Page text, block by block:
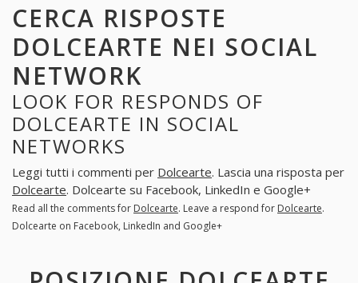
CERCA RISPOSTE
DOLCEARTE NEI SOCIAL
NETWORK
LOOK FOR RESPONDS OF
DOLCEARTE IN SOCIAL
NETWORKS
Leggi tutti i commenti per Dolcearte. Lascia una risposta per
Dolcearte. Dolcearte su Facebook, LinkedIn e Google+
Read all the comments for Dolcearte. Leave a respond for Dolcearte.
Dolcearte on Facebook, LinkedIn and Google+